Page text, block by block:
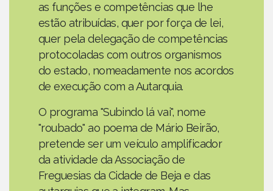
as funções e competências que lhe
estão atribuídas, quer por força de lei,
quer pela delegação de competências
protocoladas com outros organismos
do estado, nomeadamente nos acordos
de execução com a Autarquia.
O programa "Subindo lá vai", nome
"roubado" ao poema de Mário Beirão,
pretende ser um veículo amplificador
da atividade da Associação de
Freguesias da Cidade de Beja e das